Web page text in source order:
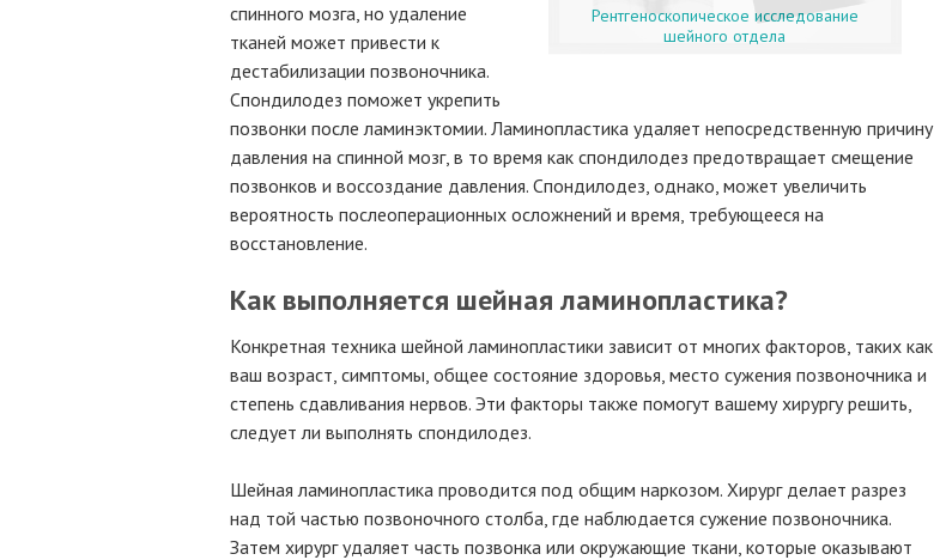
Рентгеноскопическое исследование
шейного отдела
спинного мозга, но удаление
тканей может привести к
дестабилизации позвоночника.
Спондилодез поможет укрепить
позвонки после ламинэктомии. Ламинопластика удаляет непосредственную причину
давления на спинной мозг, в то время как спондилодез предотвращает смещение
позвонков и воссоздание давления. Спондилодез, однако, может увеличить
вероятность послеоперационных осложнений и время, требующееся на
восстановление.
Как выполняется шейная ламинопластика?
Конкретная техника шейной ламинопластики зависит от многих факторов, таких как
ваш возраст, симптомы, общее состояние здоровья, место сужения позвоночника и
степень сдавливания нервов. Эти факторы также помогут вашему хирургу решить,
следует ли выполнять спондилодез.
Шейная ламинопластика проводится под общим наркозом. Хирург делает разрез
над той частью позвоночного столба, где наблюдается сужение позвоночника.
Затем хирург удаляет часть позвонка или окружающие ткани, которые оказывают